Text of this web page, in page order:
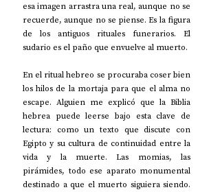
esa imagen arrastra una real, aunque no se
recuerde, aunque no se piense. Es la figura
de los antiguos rituales funerarios. El
sudario es el paño que envuelve al muerto.
En el ritual hebreo se procuraba coser bien
los hilos de la mortaja para que el alma no
escape. Alguien me explicó que la Biblia
hebrea puede leerse bajo esta clave de
lectura: como un texto que discute con
Egipto y su cultura de continuidad entre la
vida y la muerte. Las momias, las
pirámides, todo ese aparato monumental
destinado a que el muerto siguiera siendo.